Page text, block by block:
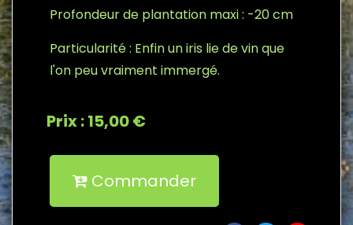
Profondeur de plantation maxi : -20 cm
Particularité : Enfin un iris lie de vin que
l'on peu vraiment immergé.
Prix : 15,00 €
Commander